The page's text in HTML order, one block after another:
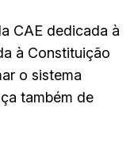
CAE dedicada à
à Constituição
o sistema
também de